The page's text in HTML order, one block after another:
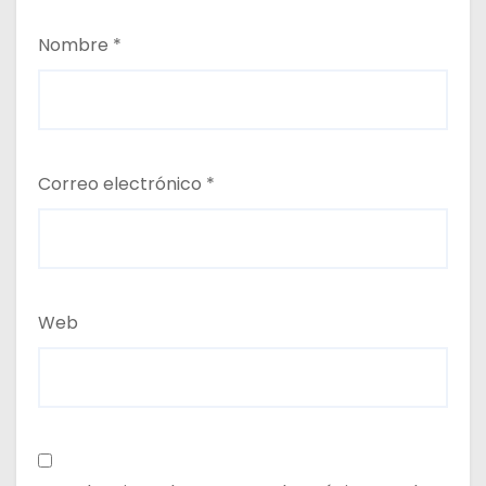
Nombre *
Correo electrónico *
Web